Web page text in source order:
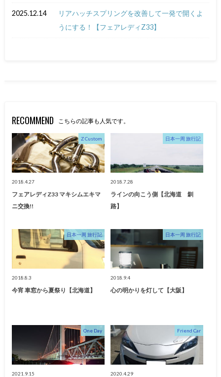
2025.12.14
リアハッチスプリングを改善して一発で開くよ
うにする！【フェアレディZ33】
RECOMMEND こちらの記事も人気です。
Z Custom
2018.4.27
フェアレディZ33 マキシムエキマ
ニ交換!!
日本一周 旅行記
2018.7.28
ラインの向こう側【北海道 釧
路】
日本一周 旅行記
2018.8.3
今宵 車窓から夏祭り【北海道】
日本一周 旅行記
2018.9.4
心の明かりを灯して【大阪】
One Day
2021.9.15
Friend Car
2020.4.29